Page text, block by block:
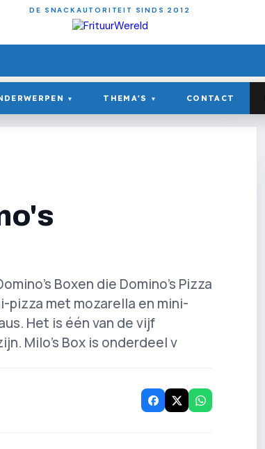
DE SNACKAUTORITEIT SINDS 2012
▾ THEMA'S ▾ CONTACT
Boxen die Domino’s Pizza
pizza met mozarella en mini-
Het is één van de vijf
Milo’s Box is onderdeel v